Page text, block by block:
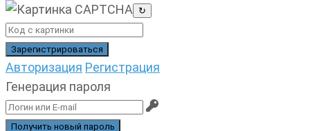
↻
Авторизация Регистрация
Генерация пароля